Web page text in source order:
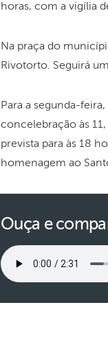
horas, com a vigília
Na praça do
Rivotorto. Seguirá
Para a segunda-
concelebração às
prevista para às 18
homenagem ao
Ouça e